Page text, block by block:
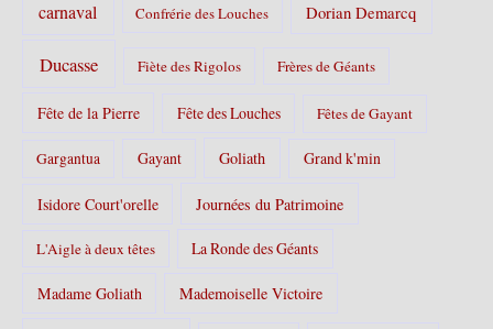
carnaval Confrérie des Louches Dorian Demarcq
Ducasse Fiète des Rigolos Frères de Géants
Fête de la Pierre Fête des Louches Fêtes de Gayant
Gargantua Gayant Goliath Grand k'min
Isidore Court'orelle Journées du Patrimoine
L'Aigle à deux têtes La Ronde des Géants
Madame Goliath Mademoiselle Victoire